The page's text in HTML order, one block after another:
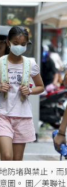
防堵與禁止，
圖。 圖／美聯社